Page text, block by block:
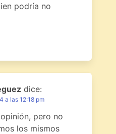
podría no
dice:
a las 12:18 pm
pero no
los mismos